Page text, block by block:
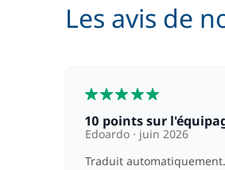
Les avis de
10 points sur
Edoardo
juin 2026
Traduit automatiquement.